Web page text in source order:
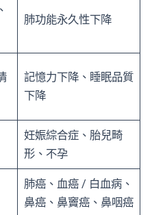
肺功能永久性下降
記憶力下降、睡眠品質
下降
妊娠綜合症、胎兒畸
形、不孕
肺癌、血癌 / 白血病、
鼻癌、鼻竇癌、鼻咽癌